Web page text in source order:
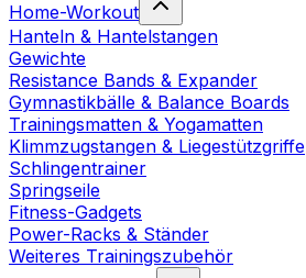
Home-Workout
Hanteln & Hantelstangen
Gewichte
Resistance Bands & Expander
Gymnastikbälle & Balance Boards
Trainingsmatten & Yogamatten
Klimmzugstangen & Liegestützgriffe
Schlingentrainer
Springseile
Fitness-Gadgets
Power-Racks & Ständer
Weiteres Trainingszubehör